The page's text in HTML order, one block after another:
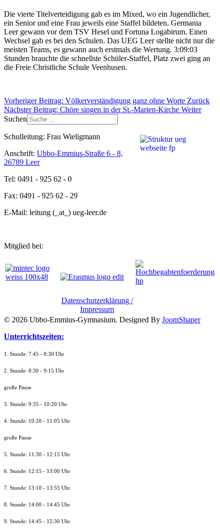
Die vierte Titelverteidigung gab es im Mixed, wo ein Jugendlicher,
ein Senior und eine Frau jeweils eine Staffel bildeten. Germania
Leer gewann vor dem TSV Hesel und Fortuna Logabirum. Einen
Wechsel gab es bei den Schulen. Das UEG Leer stellte nicht nur die
meisten Teams, es gewann auch erstmals die Wertung. 3:09:03
Stunden brauchte die schnellste Schüler-Staffel, Platz zwei ging an
die Freie Christliche Schule Veenhusen.
Vorheriger Beitrag: Völkerverständigung ganz ohne Worte Zurück
Nächster Beitrag: Chöre singen in der St.-Marien-Kirche Weiter
Suchen
Schulleitung: Frau Wieligmann
Anschrift: Ubbo-Emmius-Straße 6 - 8,
26789 Leer
Tel: 0491 - 925 62 - 0
Fax: 0491 - 925 62 - 29
E-Mail: leitung (_at_) ueg-leer.de
Mitglied bei:
Datenschutzerklärung /
Impressum
© 2026 Ubbo-Emmius-Gymnasium. Designed By JoomShaper
Unterrichtszeiten:
1. Stunde: 7:45 - 8:30 Uhr
2. Stunde: 8:30 - 9:15 Uhr
große Pause
3. Stunde: 9:35 - 10:20 Uhr
4. Stunde: 10:20 - 11:05 Uhr
große Pause
5. Stunde: 11:30 - 12:15 Uhr
6. Stunde: 12:15 - 13:00 Uhr
7. Stunde: 13:10 - 13:55 Uhr
8. Stunde: 14:00 - 14:45 Uhr
9. Stunde: 14:45 - 15:30 Uhr